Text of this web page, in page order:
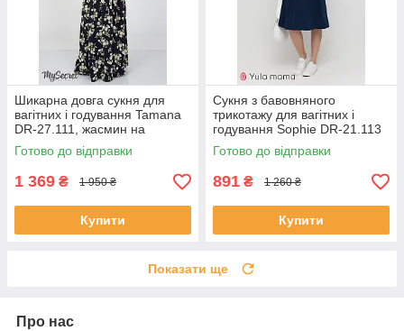
Шикарна довга сукня для
вагітних і годування Tamana
DR-27.111, жасмин на
синьому, розмір 46
Готово до відправки
1 369 ₴ 1 950 ₴
Купити
Сукня з бавовняного
трикотажу для вагітних і
годування Sophie DR-21.113
синя
Готово до відправки
891 ₴ 1 260 ₴
Купити
Показати ще
Про нас